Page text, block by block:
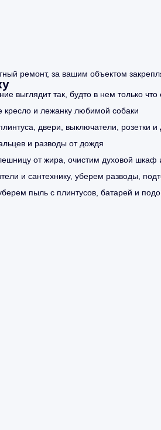
ремонт, за вашим объектом
выглядит так, будто в нем только
и лежанку любимой собаки
двери, выключатели, розетки
и разводы от дождя
от жира, очистим духовой шкаф
и сантехнику, уберем разводы,
пыль с плинтусов, батарей и